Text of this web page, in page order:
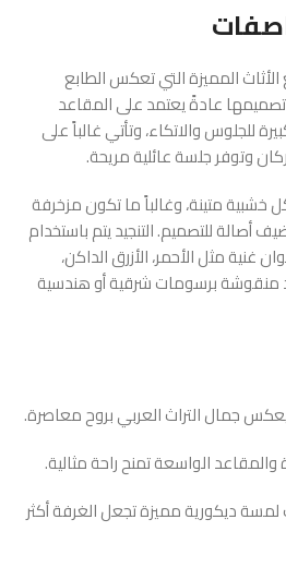
المميزة التي تعكس الطابع
عادةً يعتمد على المقاعد
للجلوس والاتكاء، وتأتي غالباً على
خشبية متينة، وغالباً ما تكون مزخرفة
أصالة للتصميم. التنجيد يتم باستخدام
مثل الأحمر، الأزرق الداكن،
منقوشة برسومات شرقية أو هندسية
جمال التراث العربي بروح معاصرة.
والمقاعد الواسعة تمنح راحة مثالية.
ديكورية مميزة تجعل الغرفة أكثر